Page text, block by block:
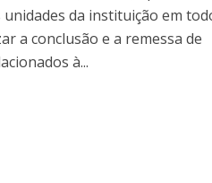
da instituição em
a conclusão e a remessa de
à...